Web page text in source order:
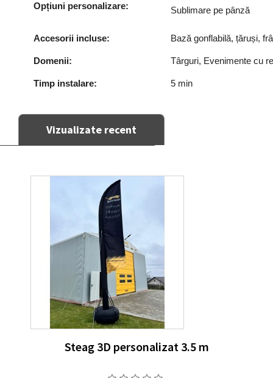
Opțiuni personalizare: Sublimare pe pânză
Accesorii incluse: Bază gonflabilă, țăruși,
Domenii: Târguri, Evenimente cu
Timp instalare: 5 min
Vizualizate recent
Steag 3D personalizat 3.5 m